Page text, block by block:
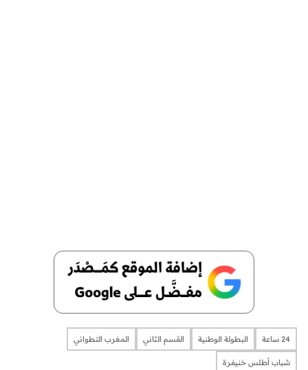
24 ساعة البطولة الوطنية القسم الثاني المغرب التطواني
شباب أطلس خنيفرة